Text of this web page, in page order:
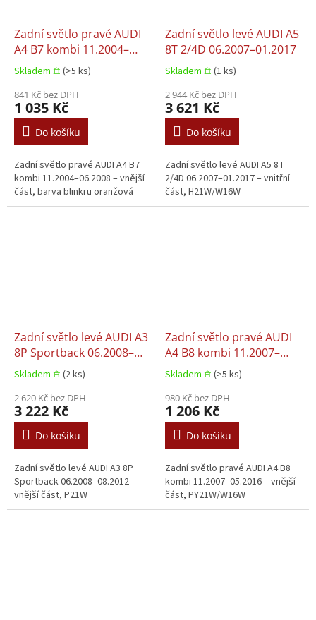
Zadní světlo pravé AUDI
A4 B7 kombi 11.2004–
06.2008
Skladem 𖠿 (>5 ks)
841 Kč bez DPH
1 035 Kč
Do košíku
Zadní světlo pravé AUDI A4 B7
kombi 11.2004–06.2008 – vnější
část, barva blinkru oranžová
Zadní světlo levé AUDI A5
8T 2/4D 06.2007–01.2017
Skladem 𖠿 (1 ks)
2 944 Kč bez DPH
3 621 Kč
Do košíku
Zadní světlo levé AUDI A5 8T
2/4D 06.2007–01.2017 – vnitřní
část, H21W/W16W
Zadní světlo levé AUDI A3
8P Sportback 06.2008–
08.2012
Skladem 𖠿 (2 ks)
2 620 Kč bez DPH
3 222 Kč
Do košíku
Zadní světlo levé AUDI A3 8P
Sportback 06.2008–08.2012 –
vnější část, P21W
Zadní světlo pravé AUDI
A4 B8 kombi 11.2007–
05.2016
Skladem 𖠿 (>5 ks)
980 Kč bez DPH
1 206 Kč
Do košíku
Zadní světlo pravé AUDI A4 B8
kombi 11.2007–05.2016 – vnější
část, PY21W/W16W